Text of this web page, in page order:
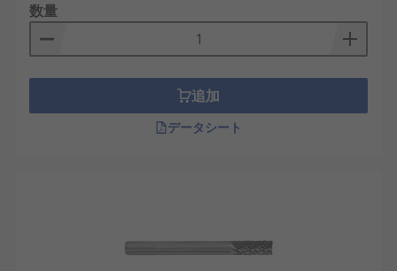
数量
追加
データシート